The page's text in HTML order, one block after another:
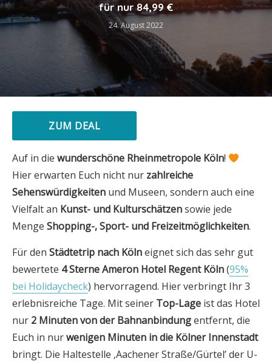
für nur 84,99 €
24. August 2022
ZUM DEAL
Auf in die wunderschöne Rheinmetropole Köln!
Hier erwarten Euch nicht nur zahlreiche
Sehenswürdigkeiten und Museen, sondern auch eine
Vielfalt an Kunst- und Kulturschätzensowie jede
Menge Shopping-, Sport- und Freizeitmöglichkeiten.
Für den Städtetrip nach Kölneignet sich das sehr gut
bewertete 4 Sterne Ameron Hotel Regent Köln(95%
bei Holidaycheck) hervorragend. Hier verbringt Ihr 3
erlebnisreiche Tage. Mit seiner Top-Lage ist das Hotel
nur 2 Minuten von der Bahnanbindungentfernt, die
Euch in nurwenigen Minuten in die Kölner Innenstadt
bringt. Die Haltestelle ‚Aachener Straße/Gürtel’ der U-